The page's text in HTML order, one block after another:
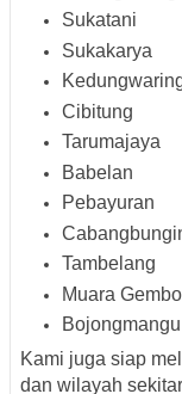
Sukatani
Sukakarya
Cibitung
Tarumajaya
Babelan
Pebayuran
Tambelang
Muara
Bojongmangu
Kami juga siap
dan wilayah